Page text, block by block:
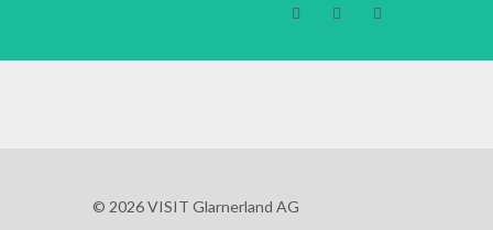



© 2026 VISIT Glarnerland AG